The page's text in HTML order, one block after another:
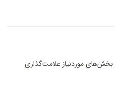
بخش‌های موردنیاز علامت‌گذاری